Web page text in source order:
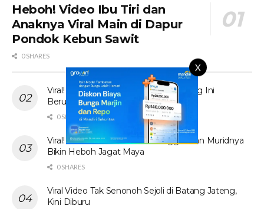
X
Heboh! Video Ibu Tiri dan
Anaknya Viral Main di Dapur
Pondok Kebun Sawit
0 SHARES
Viral! Tante Prank Ojol di Kolam Renang Ini
Berujung Tak Terduga
0 SHARES
Viral! Video Ibu Guru Bahasa Inggris dan Muridnya
Bikin Heboh Jagat Maya
0 SHARES
Viral Video Tak Senonoh Sejoli di Batang Jateng,
Kini Diburu